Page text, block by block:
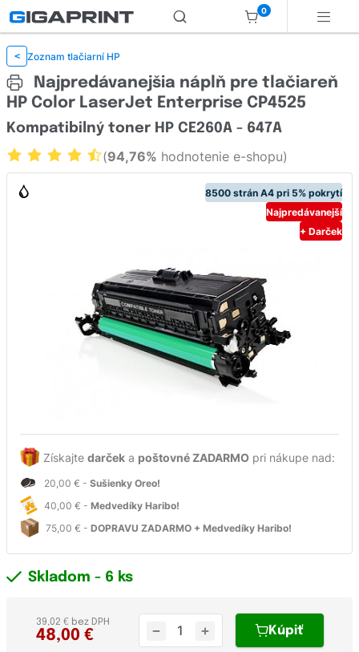
0
< Zoznam tlačiarní HP
Najpredávanejšia náplň pre tlačiareň
HP Color LaserJet Enterprise CP4525
8500 strán A4 pri 5% pokrytí
Najpredávanejší
+ Darček
Získajte darček a poštovné ZADARMO pri nákupe nad:
20,00 € - Sušienky Oreo!
40,00 € - Medvedíky Haribo!
75,00 € - DOPRAVU ZADARMO + Medvedíky Haribo!
Kompatibilný toner HP CE260A - 647A
(94,76% hodnotenie e-shopu)
Skladom - 6 ks
48,00 €
39,02 € bez DPH
Kúpiť